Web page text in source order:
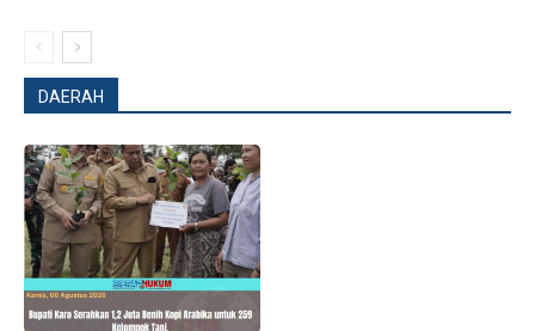
Company
About
Contact us
DAERAH